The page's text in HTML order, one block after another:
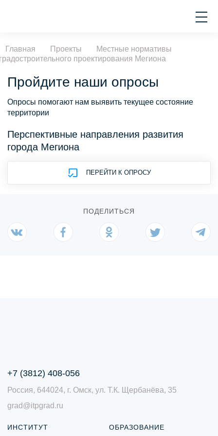
Главная Проекты
Местные нормативы
проектирования Мегиона
Пройдите наши опросы
Опросы помогают нам выявить текущее состояние
территории
Перспективные направления развития
города Мегиона
ПЕРЕЙТИ К ОПРОСУ
ПОДЕЛИТЬСЯ
+7 (3812) 408-056
Россия, 644024, г. Омск, ул. Т.К. Щербанёва, 35
grad@itpgrad.ru
ИНСТИТУТ ОБРАЗОВАНИЕ